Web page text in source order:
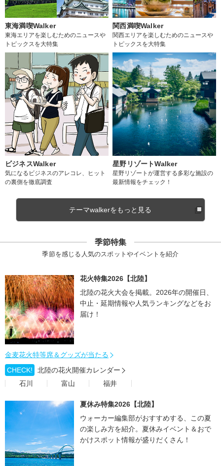
東海満喫Walker
東海エリアを楽しむためのニュースや
トピックスを大特集
関西満喫Walker
関西エリアを楽しむためのニュースや
トピックスを大特集
ビジネスWalker
気になるビジネスのアレコレ、ヒット
の裏側を徹底調査
星野リゾートWalker
星野リゾートが運営する多彩な施設の
最新情報をチェック！
テーマwalkerをもっと見る
季節特集
季節を感じる人気のスポットやイベントを紹介
花火特集2026【北陸】
北陸の花火大会を掲載。2026年の開催日、
中止・延期情報や人気ランキングなどをお
届け！
金麦花火特等席＆グッズが当たる
CHECK!
北陸の花火開催カレンダー
石川
富山 福井
夏休み特集2026【北陸】
ウォーカー編集部がおすすめする、この夏
の楽しみ方を紹介。夏休みイベント＆おで
かけスポット情報が盛りだくさん！